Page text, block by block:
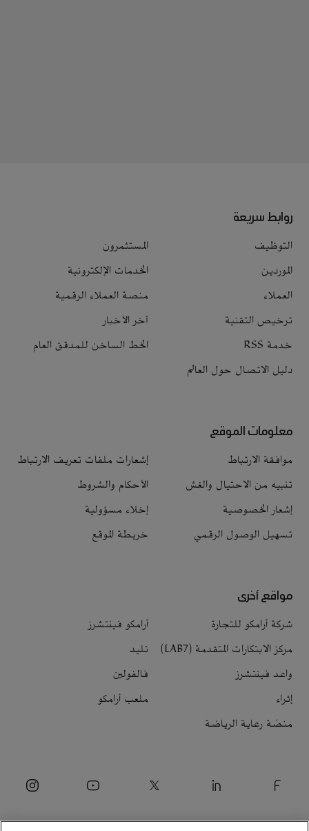
روابط سريعة
التوظيف
المستثمرون
الموردين
الخدمات الإلكترونية
العملاء
منصة العملاء الرقمية
ترخيص التقنية
آخر الأخبار
خدمة RSS
الخط الساخن للمدقق العام
دليل الاتصال حول العالم
معلومات الموقع
موافقة الارتباط
إشعارات ملفات تعريف الارتباط
تنبيه من الاحتيال والغش
الأحكام والشروط
إشعار الخصوصية
إخلاء مسؤولية
تسهيل الوصول الرقمي
خريطة الموقع
مواقع أخرى
شركة أرامكو للتجارة
أرامكو فينتشرز
مركز الابتكارات المتقدمة (LAB7)
تليد
واعد فينتشرز
فالفولين
إثراء
ملعب أرامكو
منصّة رعاية الرياضة